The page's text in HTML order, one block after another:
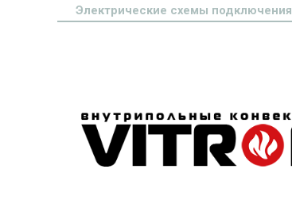
Электрические схемы подключения